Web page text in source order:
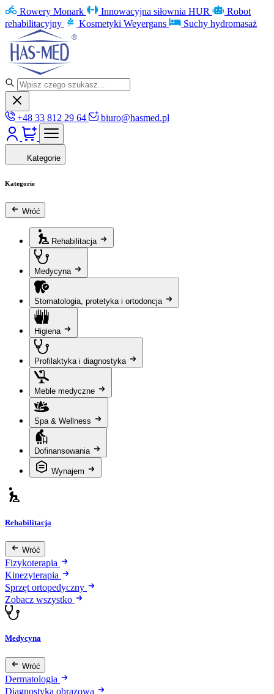
Rowery Monark Innowacyjna siłownia HUR
Robot
rehabilitacyjny
Kosmetyki Weyergans Suchy hydromasaż
+48 33 812 29 64 biuro@hasmed.pl
Kategorie
Kategorie
Wróć
Rehabilitacja
Medycyna
Stomatologia, protetyka i ortodoncja
Higiena
Profilaktyka i diagnostyka
Meble medyczne
Spa & Wellness
Dofinansowania
Wynajem
Rehabilitacja
Wróć
Fizykoterapia
Kinezyterapia
Sprzęt ortopedyczny
Zobacz wszystko
Medycyna
Wróć
Dermatologia
Diagnostyka obrazowa